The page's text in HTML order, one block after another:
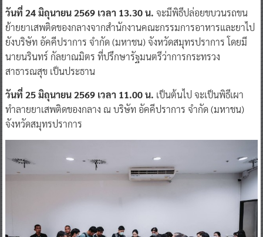
วันที่ 24 มิถุนายน 2569 เวลา 13.30 น. จะมีพิธีปล่อยขบวนรถขน
ย้ายยาเสพติดของกลางจากสำนักงานคณะกรรมการอาหารและยาไป
ยังบริษัท อัคคีปราการ จำกัด (มหาชน) จังหวัดสมุทรปราการ โดยมี
นายนรินทร์ กัลยาณมิตร ที่ปรึกษารัฐมนตรีว่าการกระทรวง
สาธารณสุข เป็นประธาน
วันที่ 25 มิถุนายน 2569 เวลา 11.00 น. เป็นต้นไป จะเป็นพิธีเผา
ทำลายยาเสพติดของกลาง ณ บริษัท อัคคีปราการ จำกัด (มหาชน)
จังหวัดสมุทรปราการ